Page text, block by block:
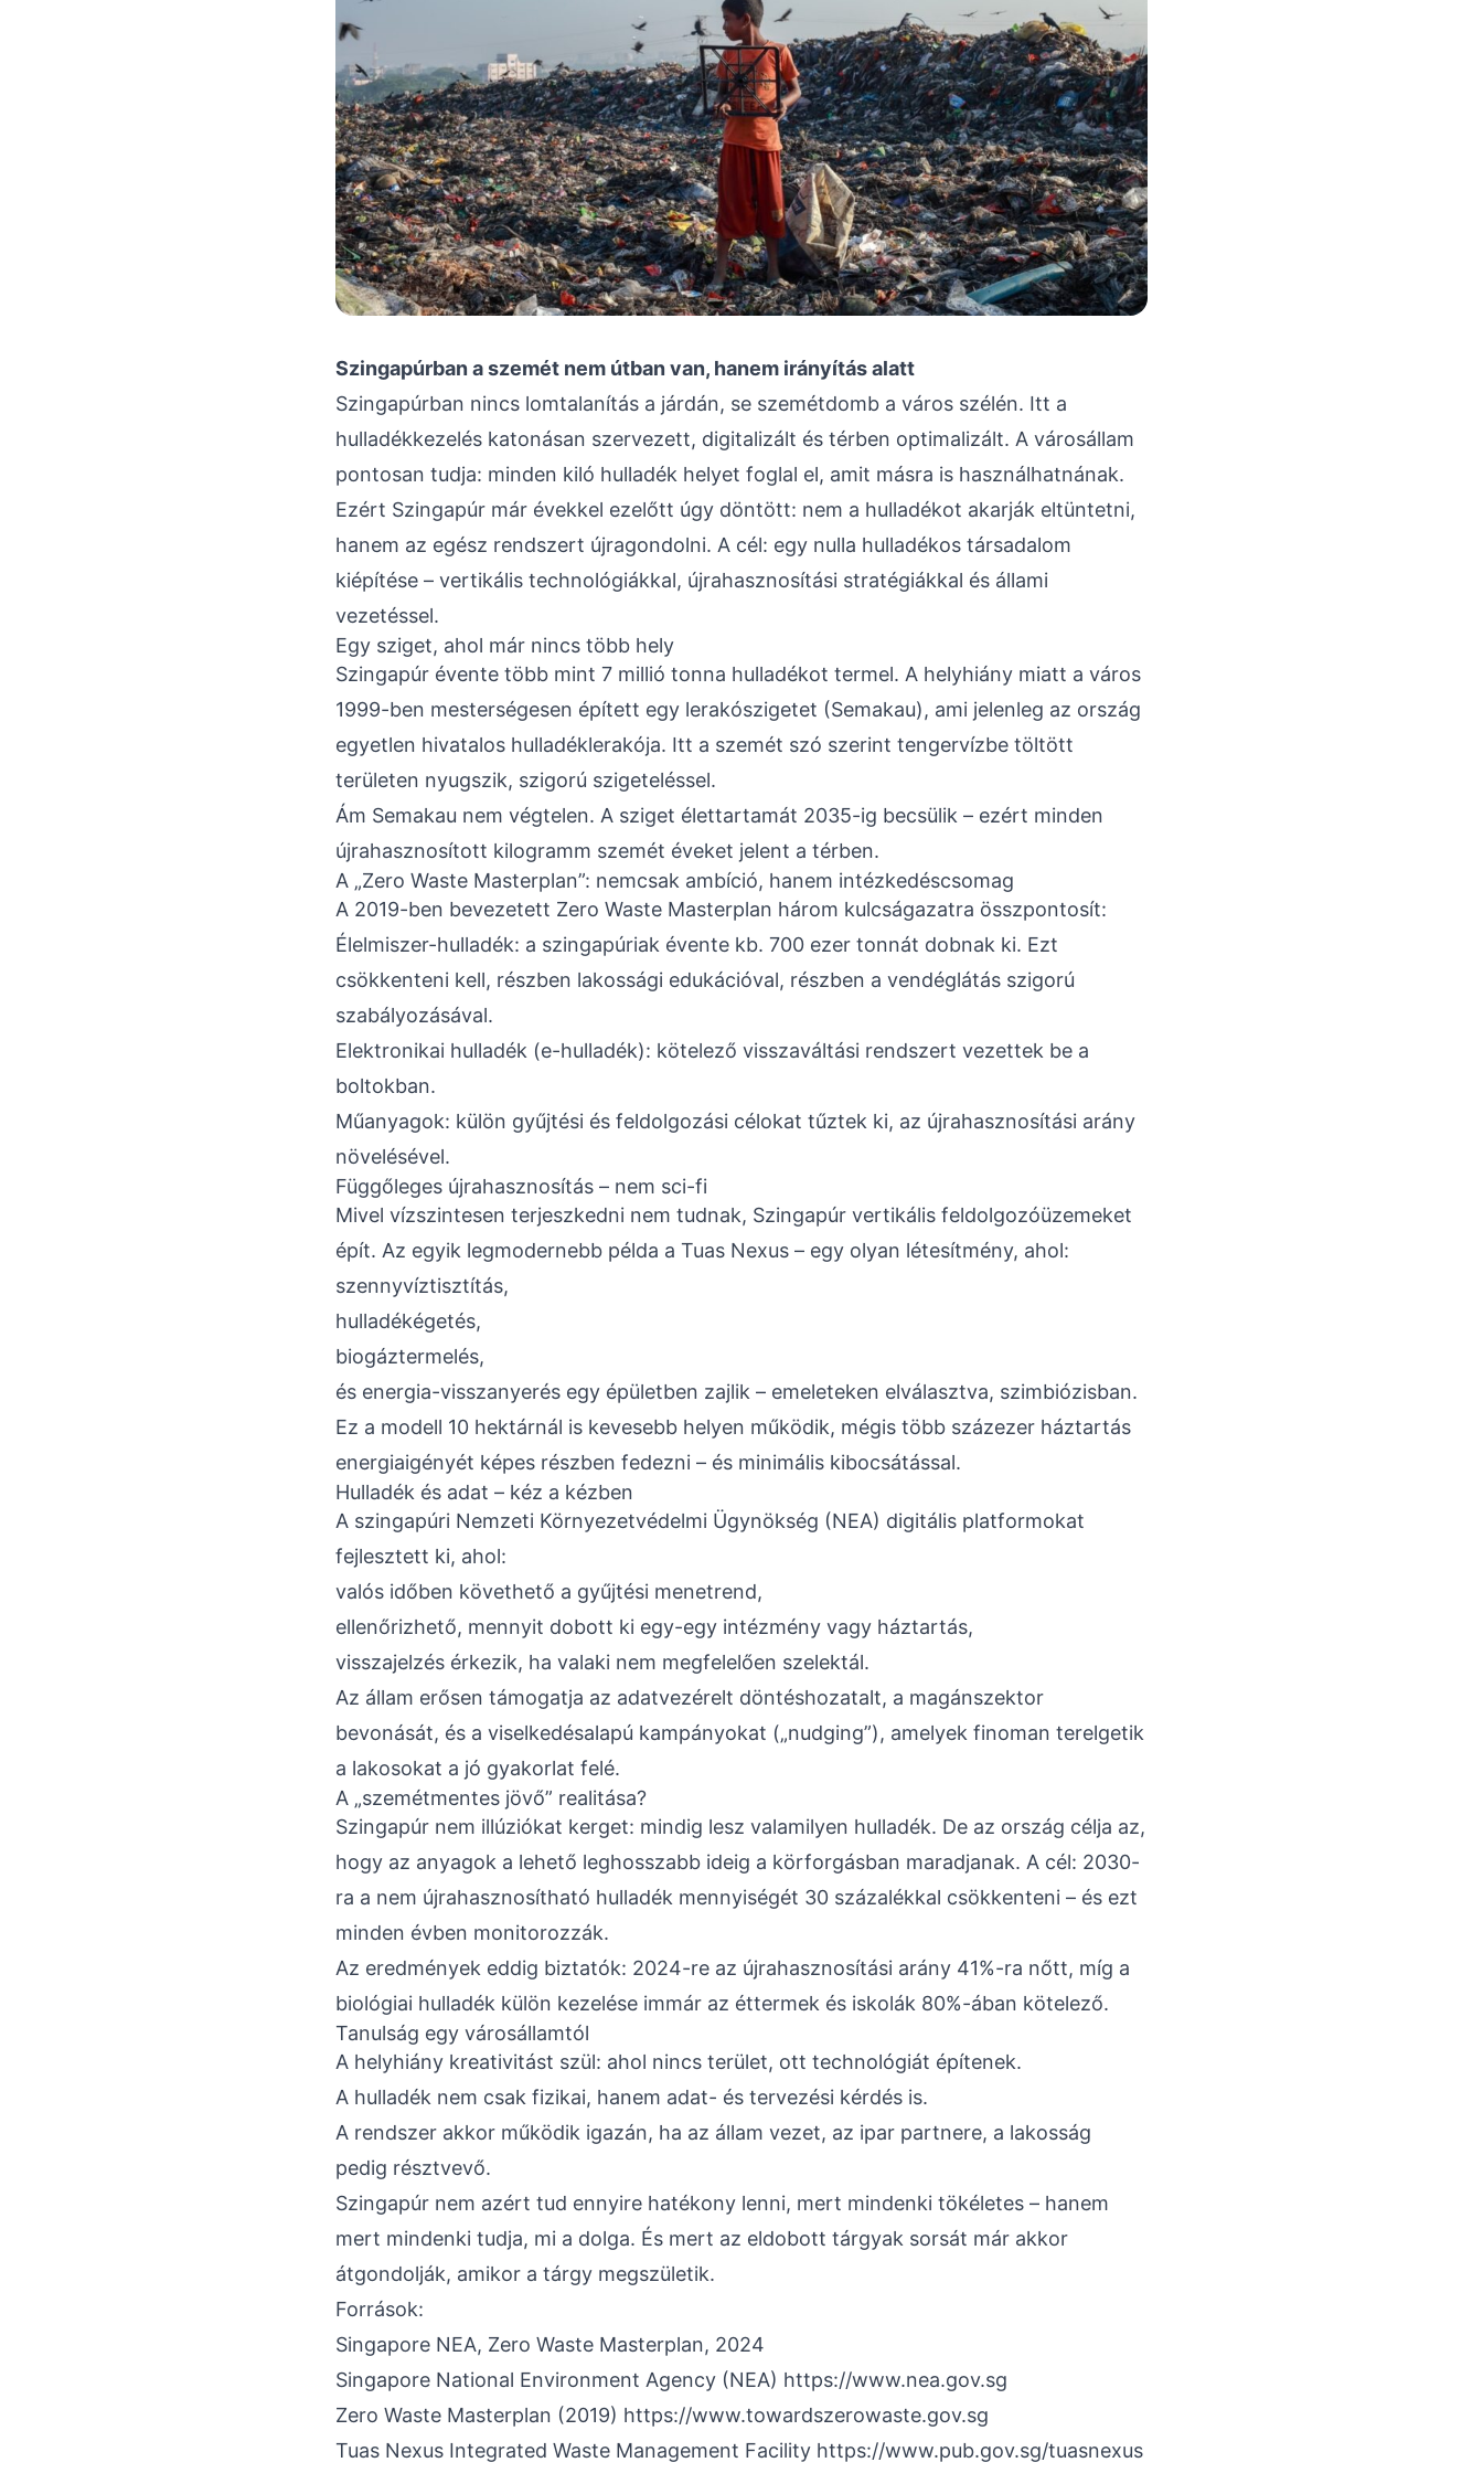
Szingapúrban a szemét nem útban van, hanem irányítás alatt
Szingapúrban nincs lomtalanítás a járdán, se szemétdomb a város szélén. Itt a
hulladékkezelés katonásan szervezett, digitalizált és térben optimalizált. A városállam
pontosan tudja: minden kiló hulladék helyet foglal el, amit másra is használhatnának.
Ezért Szingapúr már évekkel ezelőtt úgy döntött: nem a hulladékot akarják eltüntetni,
hanem az egész rendszert újragondolni. A cél: egy nulla hulladékos társadalom
kiépítése – vertikális technológiákkal, újrahasznosítási stratégiákkal és állami
vezetéssel.
Egy sziget, ahol már nincs több hely
Szingapúr évente több mint 7 millió tonna hulladékot termel. A helyhiány miatt a város
1999-ben mesterségesen épített egy lerakószigetet (Semakau), ami jelenleg az ország
egyetlen hivatalos hulladéklerakója. Itt a szemét szó szerint tengervízbe töltött
területen nyugszik, szigorú szigeteléssel.
Ám Semakau nem végtelen. A sziget élettartamát 2035-ig becsülik – ezért minden
újrahasznosított kilogramm szemét éveket jelent a térben.
A „Zero Waste Masterplan”: nemcsak ambíció, hanem intézkedéscsomag
A 2019-ben bevezetett Zero Waste Masterplan három kulcságazatra összpontosít:
Élelmiszer-hulladék: a szingapúriak évente kb. 700 ezer tonnát dobnak ki. Ezt
csökkenteni kell, részben lakossági edukációval, részben a vendéglátás szigorú
szabályozásával.
Elektronikai hulladék (e-hulladék): kötelező visszaváltási rendszert vezettek be a
boltokban.
Műanyagok: külön gyűjtési és feldolgozási célokat tűztek ki, az újrahasznosítási arány
növelésével.
Függőleges újrahasznosítás – nem sci-fi
Mivel vízszintesen terjeszkedni nem tudnak, Szingapúr vertikális feldolgozóüzemeket
épít. Az egyik legmodernebb példa a Tuas Nexus – egy olyan létesítmény, ahol:
szennyvíztisztítás,
hulladékégetés,
biogáztermelés,
és energia-visszanyerés egy épületben zajlik – emeleteken elválasztva, szimbiózisban.
Ez a modell 10 hektárnál is kevesebb helyen működik, mégis több százezer háztartás
energiaigényét képes részben fedezni – és minimális kibocsátással.
Hulladék és adat – kéz a kézben
A szingapúri Nemzeti Környezetvédelmi Ügynökség (NEA) digitális platformokat
fejlesztett ki, ahol:
valós időben követhető a gyűjtési menetrend,
ellenőrizhető, mennyit dobott ki egy-egy intézmény vagy háztartás,
visszajelzés érkezik, ha valaki nem megfelelően szelektál.
Az állam erősen támogatja az adatvezérelt döntéshozatalt, a magánszektor
bevonását, és a viselkedésalapú kampányokat („nudging”), amelyek finoman terelgetik
a lakosokat a jó gyakorlat felé.
A „szemétmentes jövő” realitása?
Szingapúr nem illúziókat kerget: mindig lesz valamilyen hulladék. De az ország célja az,
hogy az anyagok a lehető leghosszabb ideig a körforgásban maradjanak. A cél: 2030-
ra a nem újrahasznosítható hulladék mennyiségét 30 százalékkal csökkenteni – és ezt
minden évben monitorozzák.
Az eredmények eddig biztatók: 2024-re az újrahasznosítási arány 41%-ra nőtt, míg a
biológiai hulladék külön kezelése immár az éttermek és iskolák 80%-ában kötelező.
Tanulság egy városállamtól
A helyhiány kreativitást szül: ahol nincs terület, ott technológiát építenek.
A hulladék nem csak fizikai, hanem adat- és tervezési kérdés is.
A rendszer akkor működik igazán, ha az állam vezet, az ipar partnere, a lakosság
pedig résztvevő.
Szingapúr nem azért tud ennyire hatékony lenni, mert mindenki tökéletes – hanem
mert mindenki tudja, mi a dolga. És mert az eldobott tárgyak sorsát már akkor
átgondolják, amikor a tárgy megszületik.
Források:
Singapore NEA, Zero Waste Masterplan, 2024
Singapore National Environment Agency (NEA) https://www.nea.gov.sg
Zero Waste Masterplan (2019) https://www.towardszerowaste.gov.sg
Tuas Nexus Integrated Waste Management Facility https://www.pub.gov.sg/tuasnexus